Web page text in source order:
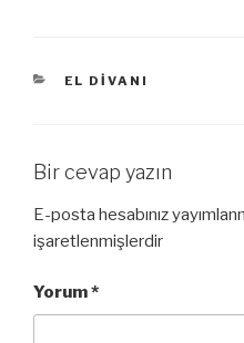
KATEGORILER
EL DIVANI
Bir cevap yazın
E-posta hesabınız
işaretlenmişlerdir
Yorum*